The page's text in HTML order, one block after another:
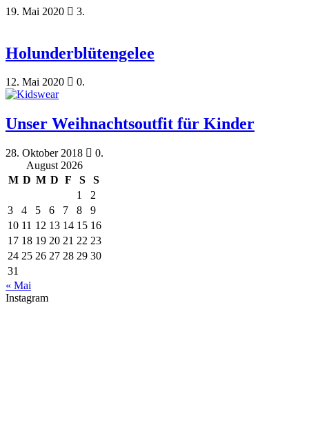
19. Mai 2020 3.
Holunderblütengelee
12. Mai 2020 0.
Unser Weihnachtsoutfit für Kinder
28. Oktober 2018
0.
August 2026
M D M D F S
S
1
2
3
4 5 6 7 8
9
10 11 12 13 14 15 16
17 18 19 20 21 22 23
24 25 26 27 28 29 30
31
« Mai
Instagram